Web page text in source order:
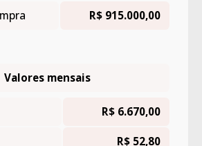
R$ 915.000,00
Valores mensais
R$ 6.670,00
R$ 52,80